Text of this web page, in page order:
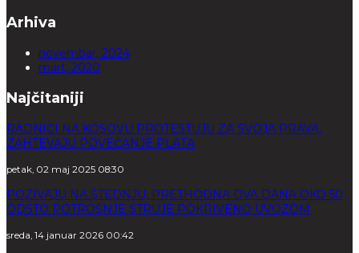
Arhiva
novembar, 2024
mart, 2020
Najčitaniji
RADNICI NA KOSOVU PROTESTUJU ZA SVOJA PRAVA,
ZAHTEVAJU POVEĆANJE PLATA
petak, 02 maj 2025 08:30
POZIVAJU NA ŠTEDNJU, PRETHODNA DVA DANA OKO 50
ODSTO POTROŠNJE STRUJE POKRIVENO UVOZOM
sreda, 14 januar 2026 00:42